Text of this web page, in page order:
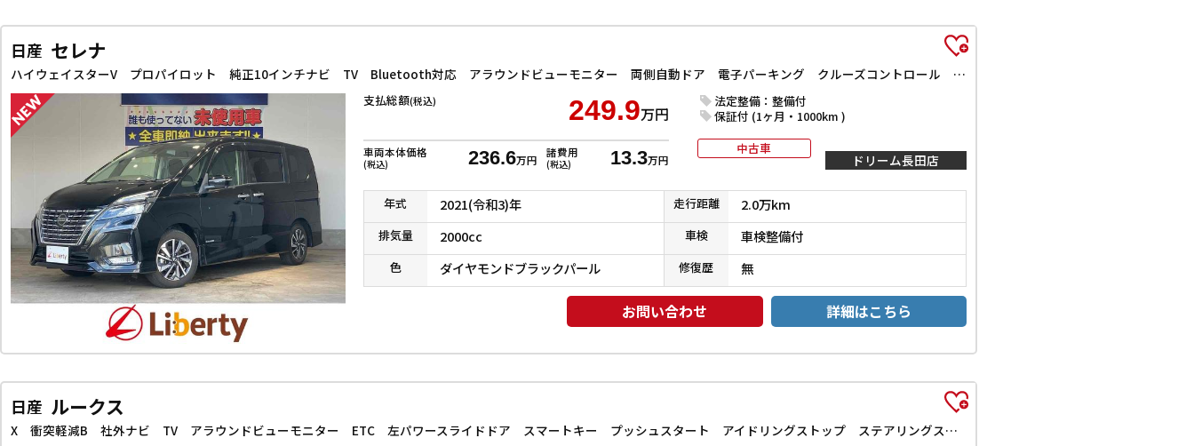
日産 セレナ
ハイウェイスターV プロパイロット 純正10インチナビ TV Bluetooth対応 アラウンドビューモニター 両側自動ドア 電子パーキング クルーズコントロール LEDヘッドライト 革巻きステアリング スマートキー
支払総額(税込) 249.9万円
車両本体価格
(税込) 236.6万円
諸費用
(税込) 13.3万円
法定整備：整備付
保証付 (1ヶ月・1000km )
中古車
ドリーム長田店
年式 2021(令和3)年 走行距離 2.0万km
排気量 2000cc 車検 車検整備付
色 ダイヤモンドブラックパール 修復歴 無
お問い合わせ 詳細はこちら
日産 ルークス
X 衝突軽減B 社外ナビ TV アラウンドビューモニター ETC 左パワースライドドア スマートキー プッシュスタート アイドリングストップ ステアリングスイッチ タッチパネルオートエアコン